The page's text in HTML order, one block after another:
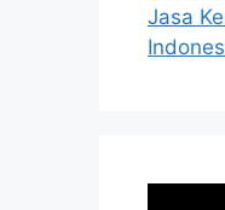
Jasa